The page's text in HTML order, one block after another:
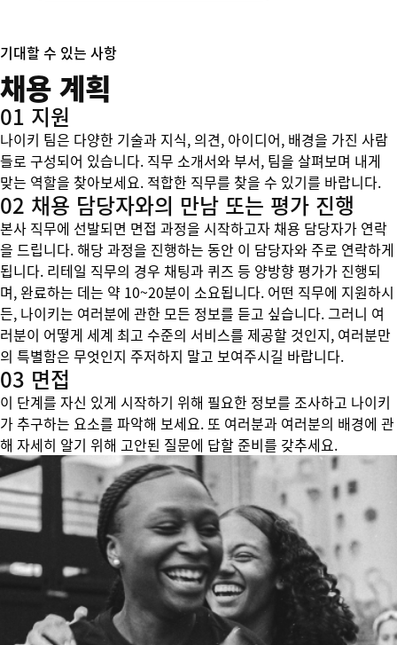
기대할 수 있는 사항
채용 계획
01 지원
나이키 팀은 다양한 기술과 지식, 의견, 아이디어, 배경을 가진 사람
들로 구성되어 있습니다. 직무 소개서와 부서, 팀을 살펴보며 내게
맞는 역할을 찾아보세요. 적합한 직무를 찾을 수 있기를 바랍니다.
02 채용 담당자와의 만남 또는 평가 진행
본사 직무에 선발되면 면접 과정을 시작하고자 채용 담당자가 연락
을 드립니다. 해당 과정을 진행하는 동안 이 담당자와 주로 연락하게
됩니다. 리테일 직무의 경우 채팅과 퀴즈 등 양방향 평가가 진행되
며, 완료하는 데는 약 10~20분이 소요됩니다. 어떤 직무에 지원하시
든, 나이키는 여러분에 관한 모든 정보를 듣고 싶습니다. 그러니 여
러분이 어떻게 세계 최고 수준의 서비스를 제공할 것인지, 여러분만
의 특별함은 무엇인지 주저하지 말고 보여주시길 바랍니다.
03 면접
이 단계를 자신 있게 시작하기 위해 필요한 정보를 조사하고 나이키
가 추구하는 요소를 파악해 보세요. 또 여러분과 여러분의 배경에 관
해 자세히 알기 위해 고안된 질문에 답할 준비를 갖추세요.